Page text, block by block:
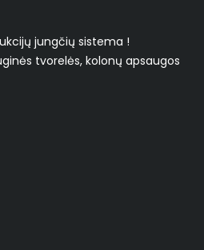
jungčių sistema !
tvorelės, kolonų apsaugos